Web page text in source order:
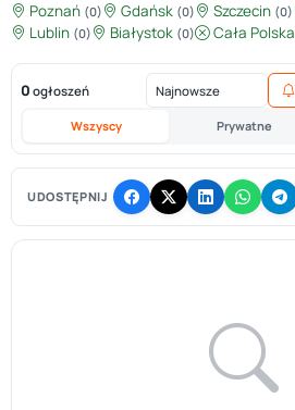
Poznań (0) Gdańsk (0) Szczecin (0)
Lublin (0) Białystok (0) Cała Polska
0 ogłoszeń
Wszyscy Prywatne
UDOSTĘPNIJ